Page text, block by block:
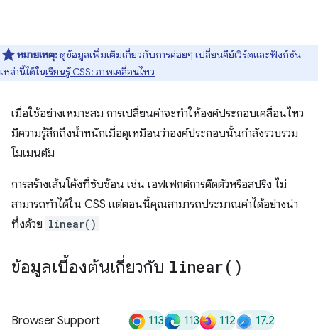
หมายเหตุ:ดูข้อมูลเพิ่มเติมเกี่ยวกับการค่อยๆ เปลี่ยนคีย์เวิร์ดและฟังก์ชัน
เหล่านี้ได้ในเรียนรู้ CSS: ภาพเคลื่อนไหว
เมื่อใช้อย่างเหมาะสม การเปลี่ยนค่าจะทำให้องค์ประกอบเคลื่อนไหว
มีความรู้สึกถึงน้ำหนักเมื่อดูเหมือนว่าองค์ประกอบนั้นกำลังรวบรวม
โมเมนตัม
การสร้างเส้นโค้งที่ซับซ้อน เช่น เอฟเฟกต์การดีดตัวหรือสปริง ไม่
สามารถทำได้ใน CSS แต่ตอนนี้คุณสามารถประมาณค่าได้อย่างน่า
ทึ่งด้วย linear()
ข้อมูลเบื้องต้นเกี่ยวกับ linear( )
Browser Support 113 113 112 17.2